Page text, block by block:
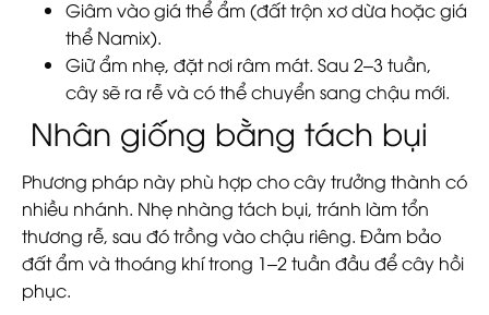
Giâm vào giá thể ẩm (đất trộn xơ dừa hoặc giá
thể Namix).
Giữ ẩm nhẹ, đặt nơi râm mát. Sau 2–3 tuần,
cây sẽ ra rễ và có thể chuyển sang chậu mới.
Nhân giống bằng tách bụi
Phương pháp này phù hợp cho cây trưởng thành có
nhiều nhánh. Nhẹ nhàng tách bụi, tránh làm tổn
thương rễ, sau đó trồng vào chậu riêng. Đảm bảo
đất ẩm và thoáng khí trong 1–2 tuần đầu để cây hồi
phục.